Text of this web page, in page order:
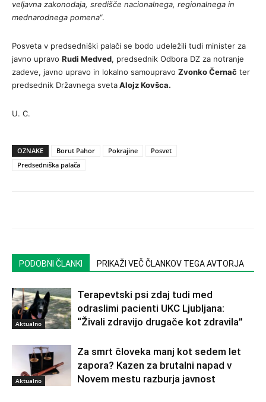
veljavna zakonodaja, središče nacionalnega, regionalnega in
mednarodnega pomena“.
Posveta v predsedniški palači se bodo udeležili tudi minister za
javno upravo Rudi Medved, predsednik Odbora DZ za notranje
zadeve, javno upravo in lokalno samoupravo Zvonko Černač ter
predsednik Državnega svetaAlojz Kovšca.
U. C.
OZNAKE Borut Pahor Pokrajine
Posvet
Predsedniška palača
PODOBNI ČLANKI PRIKAŽI VEČ ČLANKOV TEGA AVTORJA
Aktualno
Terapevtski psi zdaj tudi med
odraslimi pacienti UKC Ljubljana:
“Živali zdravijo drugače kot zdravila”
Aktualno
Za smrt človeka manj kot sedem let
zapora? Kazen za brutalni napad v
Novem mestu razburja javnost